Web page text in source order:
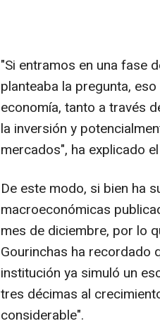
"Si entramos en una fase
planteaba la pregunta,
economía, tanto a través
la inversión y
mercados", ha explicado
De este modo, si bien ha
macroeconómicas
mes de diciembre, por lo
Gourinchas ha recordado
institución ya simuló un
tres décimas al
considerable".